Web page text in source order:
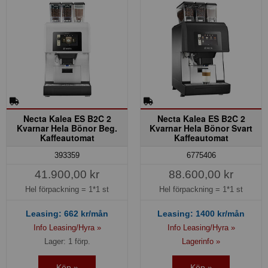
Necta Kalea ES B2C 2
Kvarnar Hela Bönor Beg.
Kaffeautomat
393359
41.900,00 kr
Hel förpackning = 1*1 st
Leasing: 662 kr/mån
Info Leasing/Hyra »
Lager: 1 förp.
Necta Kalea ES B2C 2
Kvarnar Hela Bönor Svart
Kaffeautomat
6775406
88.600,00 kr
Hel förpackning = 1*1 st
Leasing: 1400 kr/mån
Info Leasing/Hyra »
Lagerinfo »